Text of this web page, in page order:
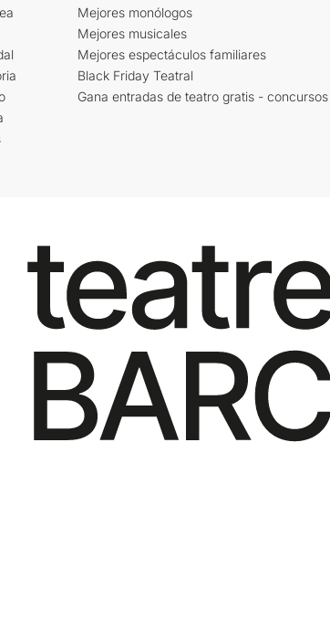
Mejores monólogos
Mejores musicales
Mejores espectáculos familiares
Black Friday Teatral
Gana entradas de teatro gratis - concursos